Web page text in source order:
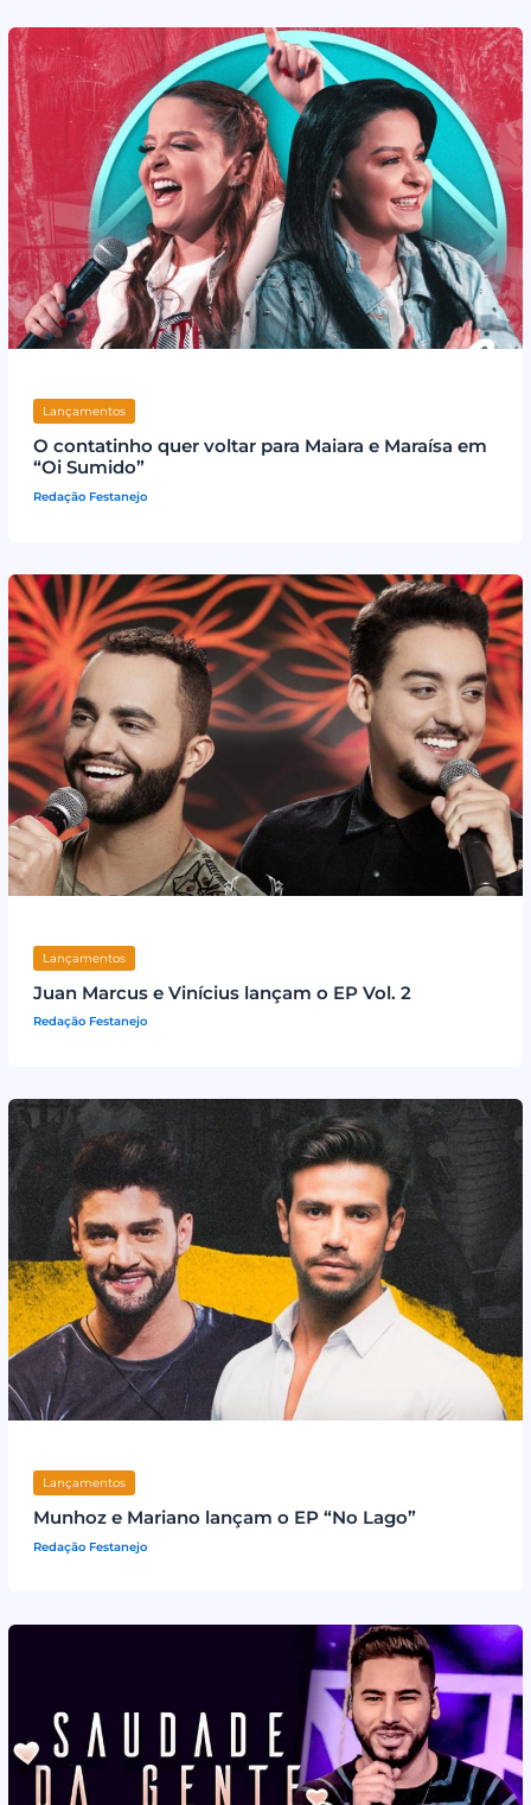
Lançamentos
O contatinho quer voltar para Maiara e Maraísa em
“Oi Sumido”
Redação Festanejo
Lançamentos
Juan Marcus e Vinícius lançam o EP Vol. 2
Redação Festanejo
Lançamentos
Munhoz e Mariano lançam o EP “No Lago”
Redação Festanejo